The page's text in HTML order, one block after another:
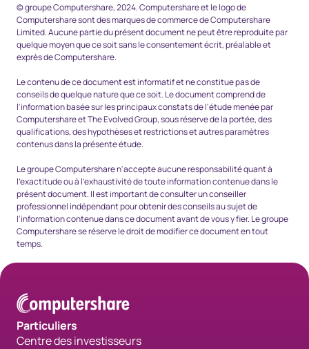
© groupe Computershare, 2024. Computershare et le logo de
Computershare sont des marques de commerce de Computershare
Limited. Aucune partie du présent document ne peut être reproduite par
quelque moyen que ce soit sans le consentement écrit, préalable et
exprès de Computershare.
Le contenu de ce document est informatif et ne constitue pas de
conseils de quelque nature que ce soit. Le document comprend de
l'information basée sur les principaux constats de l'étude menée par
Computershare et The Evolved Group, sous réserve de la portée, des
qualifications, des hypothèses et restrictions et autres paramètres
contenus dans la présente étude.
Le groupe Computershare n'accepte aucune responsabilité quant à
l'exactitude ou à l'exhaustivité de toute information contenue dans le
présent document. Il est important de consulter un conseiller
professionnel indépendant pour obtenir des conseils au sujet de
l'information contenue dans ce document avant de vous y fier. Le groupe
Computershare se réserve le droit de modifier ce document en tout
temps.
Particuliers
Centre des investisseurs